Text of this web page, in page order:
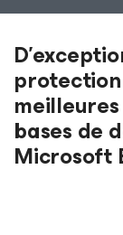
bases de
Microsoft